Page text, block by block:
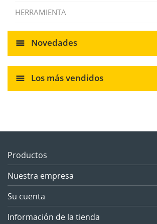
HERRAMIENTA
Novedades
Los más vendidos
Productos
Nuestra empresa
Su cuenta
Información de la tienda